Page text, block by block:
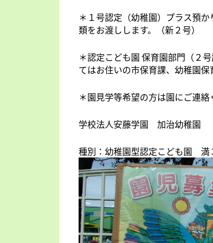
＊１号認定（幼稚園）プラス預
類をお渡しします。（新２号）
＊認定こども園 保育園部門（２
てはお住いの市保育課、幼稚園保
＊園見学等希望の方は園にご連絡
学校法人安藤学園 加治幼稚園
種別：幼稚園型認定こども園 満